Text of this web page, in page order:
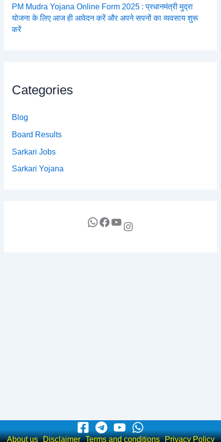
PM Mudra Yojana Online Form 2025 : प्रधानमंत्री मुद्रा
योजना के लिए आज ही आवेदन करें और अपने सपनों का व्यवसाय शुरू
करें
Categories
Blog
Board Results
Sarkari Jobs
Sarkari Yojana
About us Disclaimer Terms and conditions Privacy Policy